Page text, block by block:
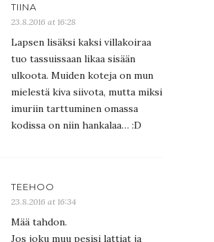
TIINA
23.8.2016 at 16:28
Lapsen lisäksi kaksi villakoiraa
tuo tassuissaan likaa sisään
ulkoota. Muiden koteja on mun
mielestä kiva siivota, mutta miksi
imuriin tarttuminen omassa
kodissa on niin hankalaa… :D
TEEHOO
23.8.2016 at 16:34
Mää tahdon.
Jos joku muu pesisi lattiat ja